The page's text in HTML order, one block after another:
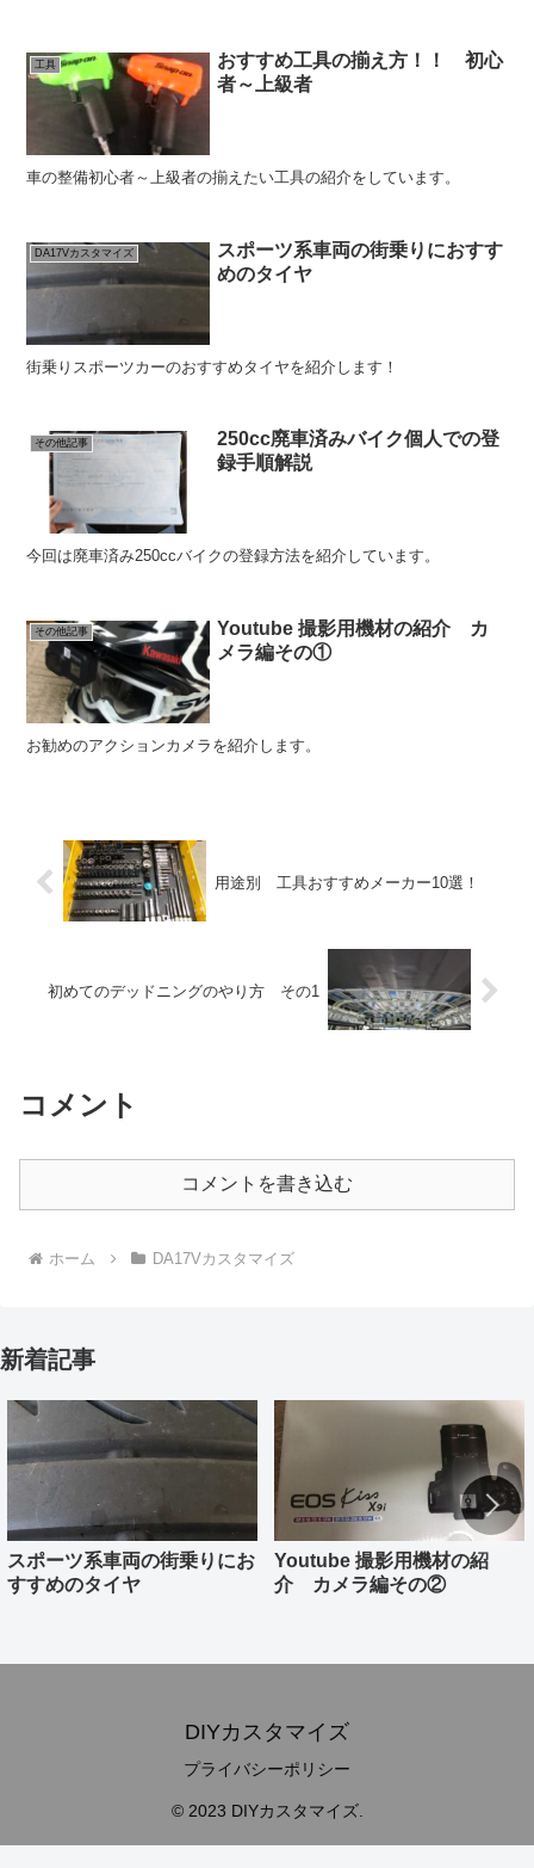
工具
おすすめ工具の揃え方！！ 初心
者～上級者
車の整備初心者～上級者の揃えたい工具の紹介をしています。
DA17Vカスタマイズ
スポーツ系車両の街乗りにおすす
めのタイヤ
街乗りスポーツカーのおすすめタイヤを紹介します！
その他記事
250cc廃車済みバイク個人での登
録手順解説
今回は廃車済み250ccバイクの登録方法を紹介しています。
その他記事
Youtube 撮影用機材の紹介 カ
メラ編その①
お勧めのアクションカメラを紹介します。
用途別 工具おすすめメーカー10選！
初めてのデッドニングのやり方 その1
コメント
コメントを書き込む
ホーム DA17Vカスタマイズ
新着記事
スポーツ系車両の街乗りにお
すすめのタイヤ
Youtube 撮影用機材の紹
介 カメラ編その②
DIYカスタマイズ
プライバシーポリシー
© 2023 DIYカスタマイズ.